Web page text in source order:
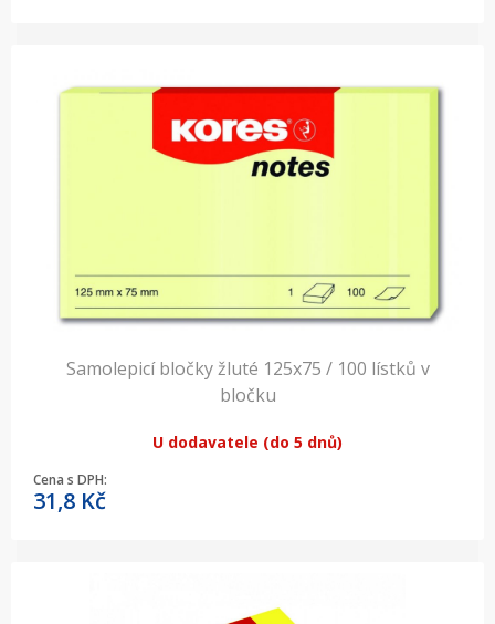
Samolepicí bločky žluté 125x75 / 100 lístků v
bločku
U dodavatele (do 5 dnů)
Cena s DPH:
31,8 Kč